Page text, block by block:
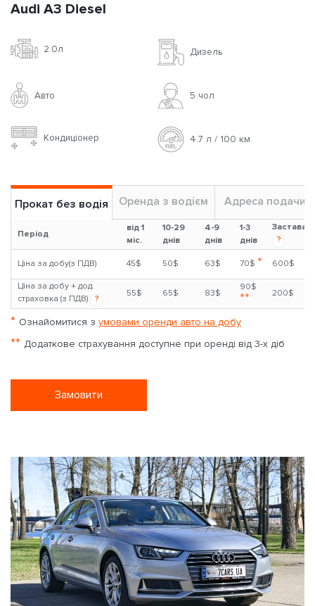
Audi A3 Diesel
2.0л Дизель
Авто 5 чoл
Кондиціонер 4.7 л / 100 км
Прокат без водія Оренда з водієм Адреса подачи
Період
від 1
міс.
10-29
днів
4-9
днів
1-3
днів
Застава
?
Ціна за добу(з ПДВ) 45$ 50$ 63$ 70$ * 600$
Ціна за добу + дод.
страховка (з ПДВ)
?
55$ 65$ 83$
90$
** 200$
* Ознайомитися з умовами оренди авто на добу
** Додаткове страхування доступне при оренді від 3-х діб
Замовити